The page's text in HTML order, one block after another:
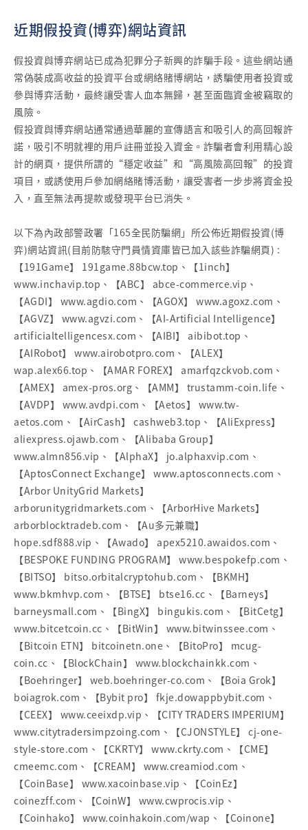
近期假投資(博弈)網站資訊
假投資與博弈網站已成為犯罪分子新興的詐騙手段。這些網站通
常偽裝成高收益的投資平台或網絡賭博網站，誘騙使用者投資或
參與博弈活動，最終讓受害人血本無歸，甚至面臨資金被竊取的
風險。
假投資與博弈網站通常通過華麗的宣傳語言和吸引人的高回報許
諾，吸引不明就裡的用戶註冊並投入資金。詐騙者會利用精心設
計的網頁，提供所謂的“穩定收益”和“高風險高回報”的投資
項目，或誘使用戶參加網絡賭博活動，讓受害者一步步將資金投
入，直至無法再提款或發現平台已消失。
以下為內政部警政署「165全民防騙網」所公佈近期假投資(博
弈)網站資訊(目前防駭守門員情資庫皆已加入該些詐騙網頁) :
【191Game】 191game.88bcw.top、【1inch】
www.inchavip.top、【ABC】 abce-commerce.vip、
【AGDI】 www.agdio.com、【AGOX】 www.agoxz.com、
【AGVZ】 www.agvzi.com、【AI-Artificial Intelligence】
artificialtelligencesx.com、【AIBI】 aibibot.top、
【AIRobot】 www.airobotpro.com、【ALEX】
wap.alex66.top、【AMAR FOREX】 amarfqzckvob.com、
【AMEX】 amex-pros.org、【AMM】 trustamm-coin.life、
【AVDP】 www.avdpi.com、【Aetos】 www.tw-
aetos.com、【AirCash】 cashweb3.top、【AliExpress】
aliexpress.ojawb.com、【Alibaba Group】
www.almn856.vip、【AlphaX】 jo.alphaxvip.com、
【AptosConnect Exchange】 www.aptosconnects.com、
【Arbor UnityGrid Markets】
arborunitygridmarkets.com、【ArborHive Markets】
arborblocktradeb.com、【Au多元兼職】
hope.sdf888.vip、【Awado】 apex5210.awaidos.com、
【BESPOKE FUNDING PROGRAM】 www.bespokefp.com、
【BITSO】 bitso.orbitalcryptohub.com、【BKMH】
www.bkmhvp.com、【BTSE】 btse16.cc、【Barneys】
barneysmall.com、【BingX】 bingukis.com、【BitCetg】
www.bitcetcoin.cc、【BitWin】 www.bitwinssee.com、
【Bitcoin ETN】 bitcoinetn.one、【BitoPro】 mcug-
coin.cc、【BlockChain】 www.blockchainkk.com、
【Boehringer】 web.boehringer-co.com、【Boia Grok】
boiagrok.com、【Bybit pro】 fkje.dowappbybit.com、
【CEEX】 www.ceeixdp.vip、【CITY TRADERS IMPERIUM】
www.citytradersimpzoing.com、【CJONSTYLE】 cj-one-
style-store.com、【CKRTY】 www.ckrty.com、【CME】
cmeemc.com、【CREAM】 www.creamiod.com、
【CoinBase】 www.xacoinbase.vip、【CoinEz】
coinezff.com、【CoinW】 www.cwprocis.vip、
【Coinhako】 www.coinhakoin.com/wap、【Coinone】